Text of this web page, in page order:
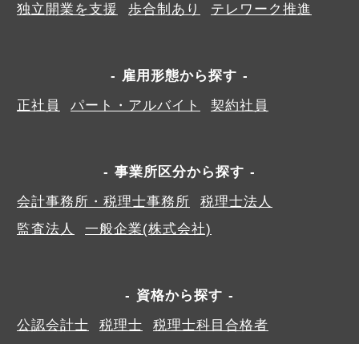
独立開業を支援
歩合制あり テレワーク推進
雇用形態から探す
正社員
パート・アルバイト 契約社員
事業所区分から探す
会計事務所・税理士事務所
税理士法人
監査法人
一般企業(株式会社)
資格から探す
公認会計士
税理士
税理士科目合格者